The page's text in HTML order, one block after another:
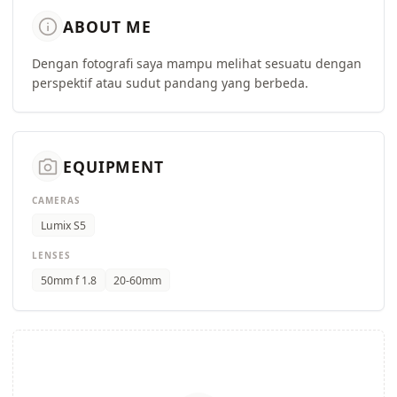
info ABOUT ME
Dengan fotografi saya mampu melihat sesuatu dengan
perspektif atau sudut pandang yang berbeda.
camera_alt EQUIPMENT
CAMERAS
Lumix S5
LENSES
50mm f 1.8 20-60mm